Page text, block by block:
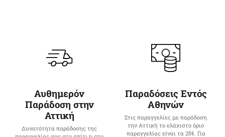
Αυθημερόν
Παράδοση στην
Αττική
Δυνατότητα παράδοσης της
Παραδόσεις Εντός
Αθηνών
Στις παραγγελίες με παράδοση
την Αττική το ελάχιστο όριο
παραγγελίας είναι τα 25€. Για